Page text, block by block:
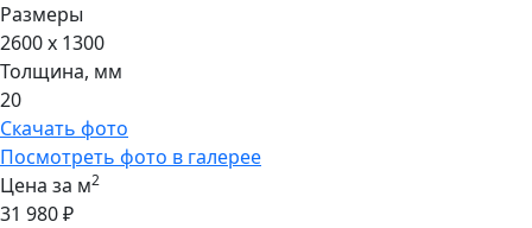
Размеры
2600 x 1300
Толщина, мм
20
Скачать фото
Посмотреть фото в галерее
Цена за м2
31 980 ₽